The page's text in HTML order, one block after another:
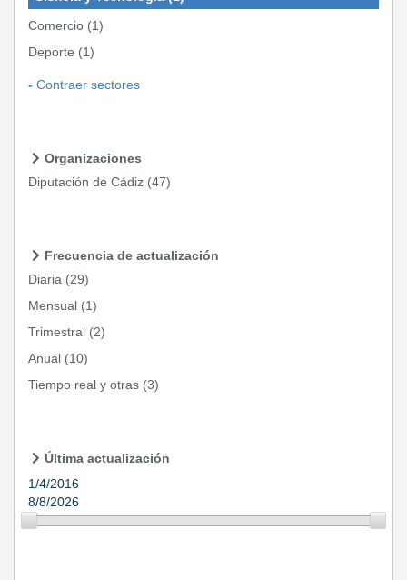
Comercio (1)
Deporte (1)
Contraer sectores
Organizaciones
Diputación de Cádiz (47)
Frecuencia de actualización
Diaria (29)
Mensual (1)
Trimestral (2)
Anual (10)
Tiempo real y otras (3)
Última actualización
1/4/2016
8/8/2026